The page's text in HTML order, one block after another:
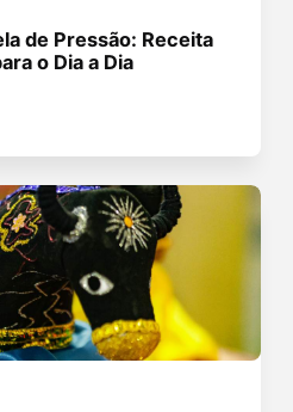
de Pressão: Receita
o Dia a Dia